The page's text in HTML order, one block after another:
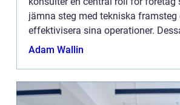
jämna steg med tekniska framsteg
effektivisera sina operationer.
kombinerar teknisk expertis med ...
Adam Wallin